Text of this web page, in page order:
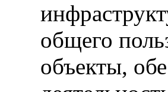
общего
объекты,